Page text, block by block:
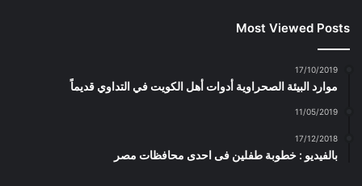
Most Viewed Posts
17/10/2019
موارد البيئة الصحراوية أدوات أهل الكويت في التداوي قديماً
11/05/2019
17/12/2018
بالفيديو : خطوبة طفلين فى احدى محافظات مصر